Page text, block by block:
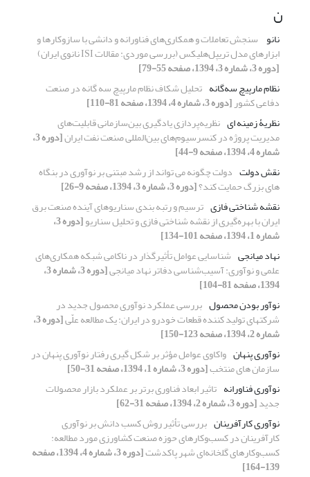
ن
نانو ‏ سنجش تعاملات و همکاری‌های فناورانه و دانشی با سازوکارها و
ابزارهای ‏مدل تریپل‌هلیکس (بررسی موردی: مقالات ‏ISI‏ نانوی ایران)‏
[دوره 3، شماره 3، 1394، صفحه 55-79]
نظام مارپیچ سه‌گانه تحلیل شکاف نظام مارپیچ سه گانه در صنعت
دفاعی کشور[دوره 3، شماره 4، 1394، صفحه 81-110]
نظریۀ زمینه ای نظریه‌پردازی یادگیری بین‌سازمانی قابلیت‌های
مدیریت پروژه در کنسرسیوم‌های بین‌المللی صنعت نفت ایران [دوره 3،
شماره 4، 1394، صفحه 9-44]
نقش دولت دولت چگونه می تواند از رشد مبتنی بر نوآوری در بنگاه
های بزرگ حمایت کند؟[دوره 3، شماره 3، 1394، صفحه 9-26]
نقشه شناختی فازی ترسیم و رتبه بندی سناریوهای آینده صنعت برق
ایران با بهره‌گیری از نقشه شناختی فازی و تحلیل سناریو [دوره 3،
شماره 1، 1394، صفحه 101-134]
نهاد میانجی شناسایی عوامل تأثیرگذار در ناکامی شبکه همکاری‌های
علمی و نوآوری: آسیب‌شناسی دفاتر نهاد میانجی [دوره 3، شماره 3،
1394، صفحه 81-104]
نوآور بودن محصول بررسی عملکرد نوآوری محصول جدید در
شرکتهای تولید کننده قطعات خودرو در ایران: یک مطالعه علّی [دوره 3،
شماره 2، 1394، صفحه 123-150]
نوآوری پنهان واکاوی عوامل مؤثر بر شکل گیری رفتار نوآوری پنهان در
سازمان های منتخب[دوره 3، شماره 1، 1394، صفحه 31-50]
نوآوری فناورانه تاثیر ابعاد فناوری برتر بر عملکرد بازار محصولات
جدید[دوره 3، شماره 2، 1394، صفحه 31-62]
نوآوری کارآفرینان بررسی تأثیر روش کسب دانش بر نوآوری
کارآفرینان در کسب‌و‌کارهای حوزه صنعت کشاورزی مورد مطالعه:
کسب‌و‌کارهای گلخانه‌ای شهر پاکدشت [دوره 3، شماره 4، 1394، صفحه
139-164]